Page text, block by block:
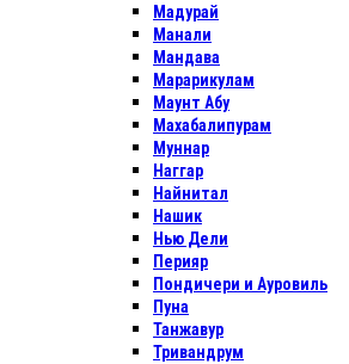
Мадурай
Манали
Мандава
Марарикулам
Маунт Абу
Махабалипурам
Муннар
Наггар
Найнитал
Нашик
Нью Дели
Перияр
Пондичери и Ауровиль
Пуна
Танжавур
Тривандрум